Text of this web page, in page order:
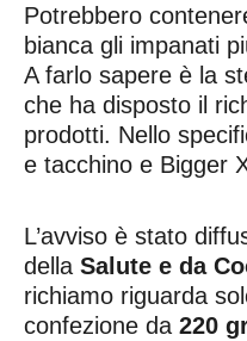
Potrebbero
bianca gli impanati
A farlo sapere è la
che ha disposto il
prodotti. Nello
e tacchino e Bigger
L’avviso è stato
della Salute e da
richiamo riguarda
confezione da 220